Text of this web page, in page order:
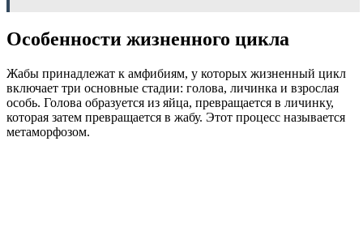
Особенности жизненного цикла
Жабы принадлежат к амфибиям, у которых жизненный цикл
включает три основные стадии: голова, личинка и взрослая
особь. Голова образуется из яйца, превращается в личинку,
которая затем превращается в жабу. Этот процесс называется
метаморфозом.